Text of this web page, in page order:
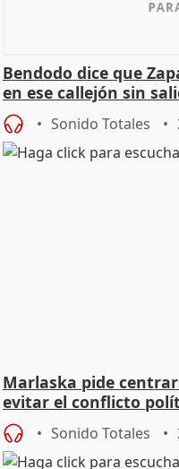
Bendodo dice que
en ese callejón sin
Sonido Totales
Marlaska pide
evitar el conflicto
Sonido Totales